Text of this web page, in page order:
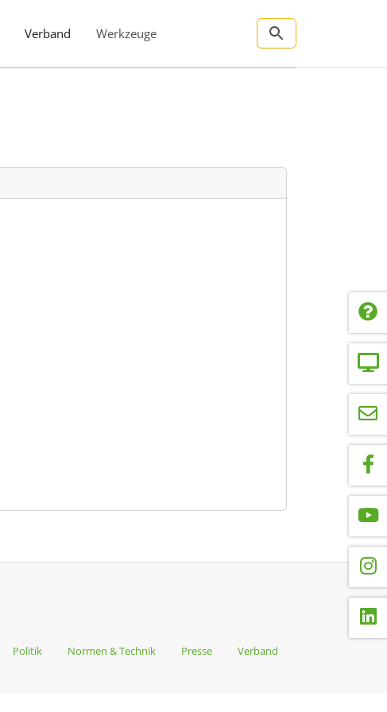
Verband Werkzeuge
Politik Normen & Technik Presse
Verband